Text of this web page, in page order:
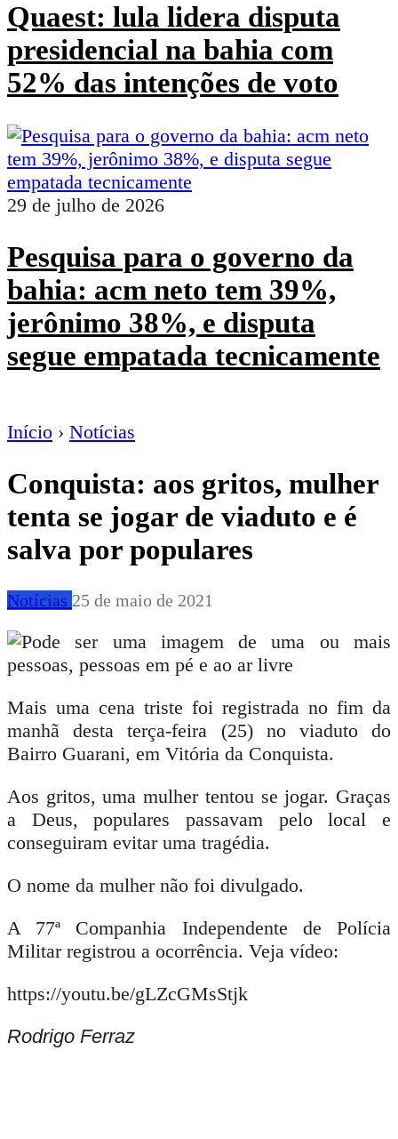
Quaest: lula lidera disputa
presidencial na bahia com
52% das intenções de voto
29 de julho de 2026
Pesquisa para o governo da
bahia: acm neto tem 39%,
jerônimo 38%, e disputa
segue empatada tecnicamente
Início › Notícias
Conquista: aos gritos, mulher
tenta se jogar de viaduto e é
salva por populares
Notícias 25 de maio de 2021
Mais uma cena triste foi registrada no fim da
manhã desta terça-feira (25) no viaduto do
Bairro Guarani, em Vitória da Conquista.
Aos gritos, uma mulher tentou se jogar. Graças
a Deus, populares passavam pelo local e
conseguiram evitar uma tragédia.
O nome da mulher não foi divulgado.
A 77ª Companhia Independente de Polícia
Militar registrou a ocorrência. Veja vídeo:
https://youtu.be/gLZcGMsStjk
Rodrigo Ferraz